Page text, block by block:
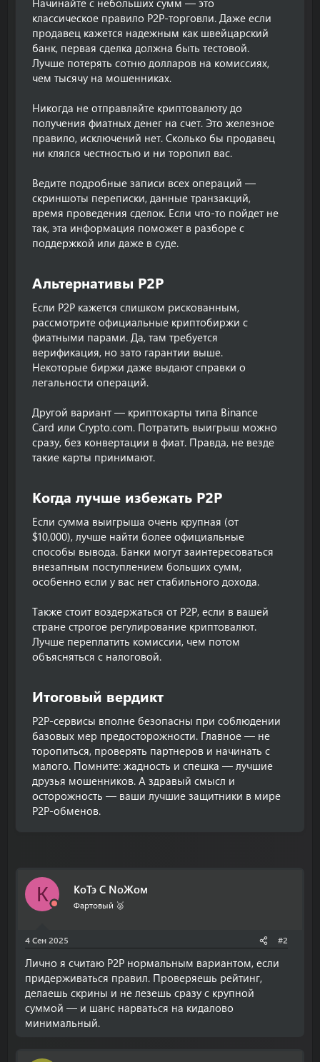
Начинайте с небольших сумм — это
классическое правило P2P-торговли. Даже если
продавец кажется надежным как швейцарский
банк, первая сделка должна быть тестовой.
Лучше потерять сотню долларов на комиссиях,
чем тысячу на мошенниках.
Никогда не отправляйте криптовалюту до
получения фиатных денег на счет. Это железное
правило, исключений нет. Сколько бы продавец
ни клялся честностью и ни торопил вас.
Ведите подробные записи всех операций —
скриншоты переписки, данные транзакций,
время проведения сделок. Если что-то пойдет не
так, эта информация поможет в разборе с
поддержкой или даже в суде.
Альтернативы P2P​
Если P2P кажется слишком рискованным,
рассмотрите официальные криптобиржи с
фиатными парами. Да, там требуется
верификация, но зато гарантии выше.
Некоторые биржи даже выдают справки о
легальности операций.
Другой вариант — криптокарты типа Binance
Card или Crypto.com. Потратить выигрыш можно
сразу, без конвертации в фиат. Правда, не везде
такие карты принимают.
Когда лучше избежать P2P​
Если сумма выигрыша очень крупная (от
$10,000), лучше найти более официальные
способы вывода. Банки могут заинтересоваться
внезапным поступлением больших сумм,
особенно если у вас нет стабильного дохода.
Также стоит воздержаться от P2P, если в вашей
стране строгое регулирование криптовалют.
Лучше переплатить комиссии, чем потом
объясняться с налоговой.
Итоговый вердикт​
P2P-сервисы вполне безопасны при соблюдении
базовых мер предосторожности. Главное — не
торопиться, проверять партнеров и начинать с
малого. Помните: жадность и спешка — лучшие
друзья мошенников. А здравый смысл и
осторожность — ваши лучшие защитники в мире
P2P-обменов.
К КоТэ С NoЖом
Фартовый 🥈
4 Сен 2025 #2
Лично я считаю P2P нормальным вариантом, если
придерживаться правил. Проверяешь рейтинг,
делаешь скрины и не лезешь сразу с крупной
суммой — и шанс нарваться на кидалово
минимальный.